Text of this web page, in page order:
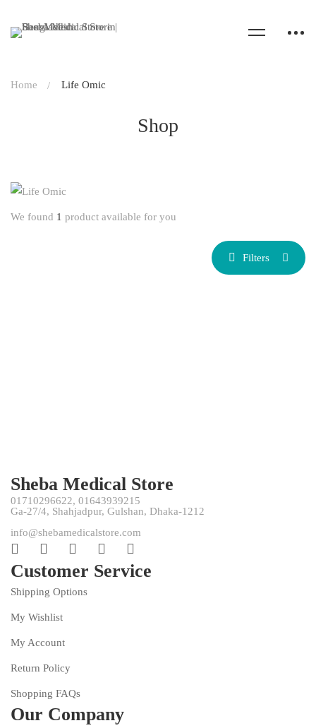
Shop
Home Life Omic
We found 1 product available for you
Filters
Sheba Medical Store
01710296622, 01643939215
Ga-27/4, Shahjadpur, Gulshan, Dhaka-1212
info@shebamedicalstore.com
Customer Service
Shipping Options
My Wishlist
My Account
Return Policy
Shopping FAQs
Our Company